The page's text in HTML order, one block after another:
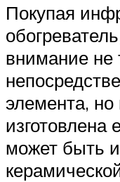
Покупая
внимание не
элемента, но
изготовлена
может быть